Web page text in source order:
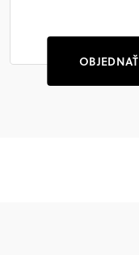
OBJEDNAŤ